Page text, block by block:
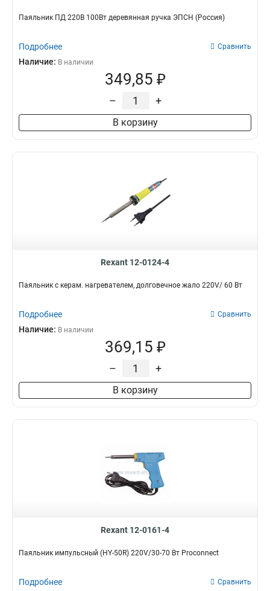
Паяльник ПД 220В 100Вт деревянная ручка ЭПСН (Россия)
Подробнее Сравнить
Наличие: В наличии
349,85 ₽
– +
В корзину
Rexant 12-0124-4
Паяльник с керам. нагревателем, долговечное жало 220V/ 60 Вт
Подробнее Сравнить
Наличие: В наличии
369,15 ₽
– +
В корзину
Rexant 12-0161-4
Паяльник импульсный (HY-50R) 220V/30-70 Вт Proconnect
Подробнее Сравнить